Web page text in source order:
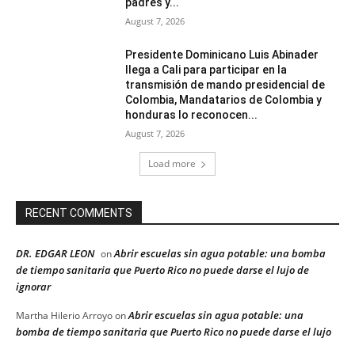
August 7, 2026
Presidente Dominicano Luis Abinader
llega a Cali para participar en la
transmisión de mando presidencial de
Colombia, Mandatarios de Colombia y
honduras lo reconocen...
August 7, 2026
Load more
RECENT COMMENTS
DR. EDGAR LEON onAbrir escuelas sin agua potable: una bomba
de tiempo sanitaria que Puerto Rico no puede darse el lujo de
ignorar
Martha Hilerio ArroyoonAbrir escuelas sin agua potable: una
bomba de tiempo sanitaria que Puerto Rico no puede darse el lujo